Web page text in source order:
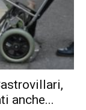
anche...